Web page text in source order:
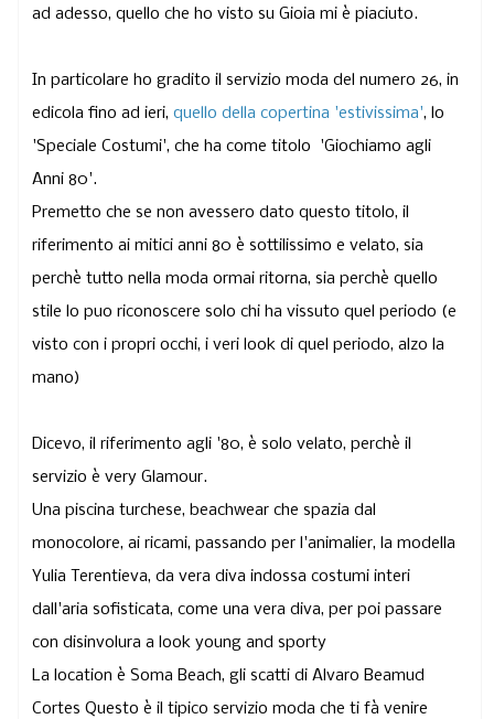
ad adesso, quello che ho visto su Gioia mi è piaciuto.
In particolare ho gradito il servizio moda del numero 26, in
edicola fino ad ieri, quello della copertina 'estivissima', lo
'Speciale Costumi', che ha come titolo 'Giochiamo agli
Anni 80'.
Premetto che se non avessero dato questo titolo, il
riferimento ai mitici anni 80 è sottilissimo e velato, sia
perchè tutto nella moda ormai ritorna, sia perchè quello
stile lo puo riconoscere solo chi ha vissuto quel periodo (e
visto con i propri occhi, i veri look di quel periodo, alzo la
mano)
Dicevo, il riferimento agli '80, è solo velato, perchè il
servizio è very Glamour.
Una piscina turchese, beachwear che spazia dal
monocolore, ai ricami, passando per l'animalier, la modella
Yulia Terentieva, da vera diva indossa costumi interi
dall'aria sofisticata, come una vera diva, per poi passare
con disinvolura a look young and sporty
La location è Soma Beach, gli scatti di Alvaro Beamud
Cortes Questo è il tipico servizio moda che ti fà venire